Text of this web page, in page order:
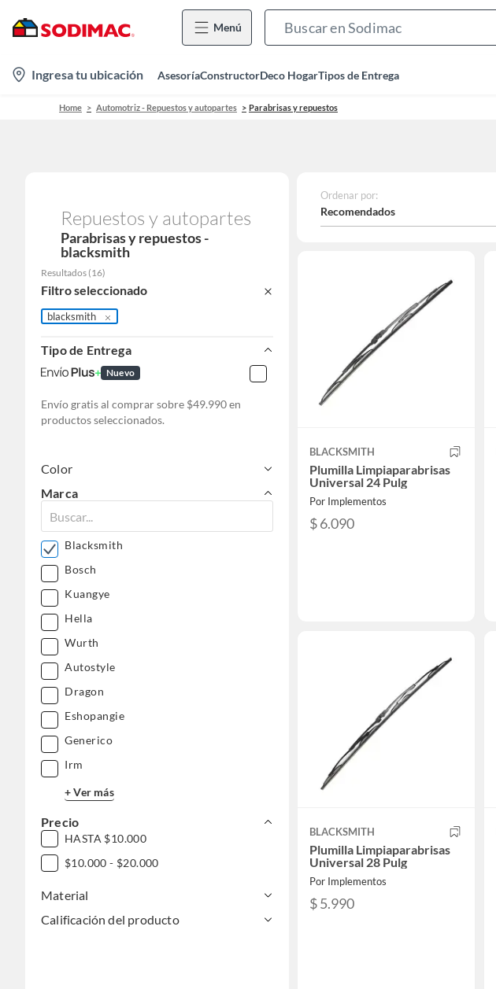
Menú
location-
icon
Ingresa tu ubicación AsesoríaConstructorDeco HogarTipos de Entrega
Home Automotriz - Repuestos y autopartes Parabrisas y repuestos
Repuestos y autopartes
Parabrisas y repuestos -
blacksmith
Resultados (16)
Filtro seleccionado
blacksmith
Tipo de Entrega
Nuevo
Envío gratis al comprar sobre $49.990 en
productos seleccionados.
Color
Marca
Blacksmith
Bosch
Kuangye
Hella
Wurth
Autostyle
Dragon
Eshopangie
Generico
Irm
+ Ver más
Precio
HASTA $10.000
$10.000 - $20.000
Material
Calificación del producto
Ordenar por:
Recomendados
BLACKSMITH
Plumilla Limpiaparabrisas
Universal 24 Pulg
Por Implementos
$ 6.090
BLACKSMITH
Plumilla Limpiaparabrisas
Universal 28 Pulg
Por Implementos
$ 5.990